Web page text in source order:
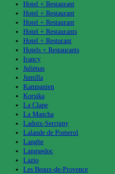
Hotel + Restaurant
Hotel + Restaurant
Hotel + Restaurant
Hotel + Restaurants
Hotel + Resturant
Hotels + Restaurants
Irancy
Juliénas
Jumilla
Kampanien
Korsika
La Clape
La Mancha
Ladoix-Serrigny
Lalande de Pomerol
Langhe
Languedoc
Lazio
Les Beaux-de-Provence